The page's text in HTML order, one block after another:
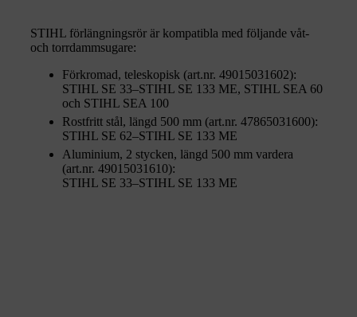
STIHL förlängningsrör är kompatibla med följande våt-
och torrdammsugare:
Förkromad, teleskopisk (art.nr. 49015031602):
STIHL SE 33–STIHL SE 133 ME, STIHL SEA 60
och STIHL SEA 100
Rostfritt stål, längd 500 mm (art.nr. 47865031600):
STIHL SE 62–STIHL SE 133 ME
Aluminium, 2 stycken, längd 500 mm vardera
(art.nr. 49015031610):
STIHL SE 33–STIHL SE 133 ME